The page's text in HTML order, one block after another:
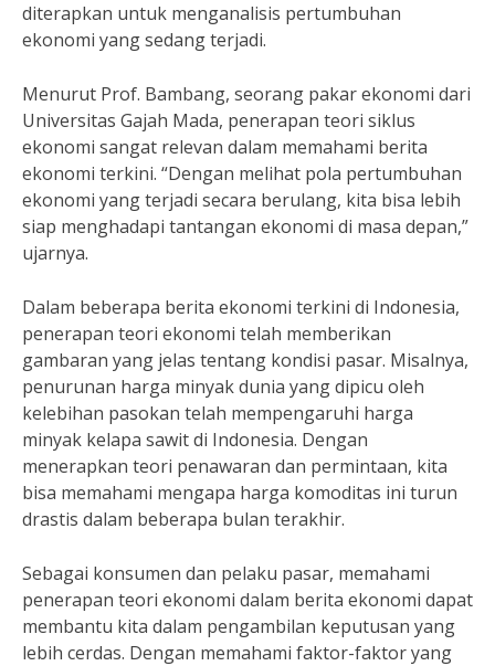
diterapkan untuk menganalisis pertumbuhan
ekonomi yang sedang terjadi.
Menurut Prof. Bambang, seorang pakar ekonomi dari
Universitas Gajah Mada, penerapan teori siklus
ekonomi sangat relevan dalam memahami berita
ekonomi terkini. “Dengan melihat pola pertumbuhan
ekonomi yang terjadi secara berulang, kita bisa lebih
siap menghadapi tantangan ekonomi di masa depan,”
ujarnya.
Dalam beberapa berita ekonomi terkini di Indonesia,
penerapan teori ekonomi telah memberikan
gambaran yang jelas tentang kondisi pasar. Misalnya,
penurunan harga minyak dunia yang dipicu oleh
kelebihan pasokan telah mempengaruhi harga
minyak kelapa sawit di Indonesia. Dengan
menerapkan teori penawaran dan permintaan, kita
bisa memahami mengapa harga komoditas ini turun
drastis dalam beberapa bulan terakhir.
Sebagai konsumen dan pelaku pasar, memahami
penerapan teori ekonomi dalam berita ekonomi dapat
membantu kita dalam pengambilan keputusan yang
lebih cerdas. Dengan memahami faktor-faktor yang